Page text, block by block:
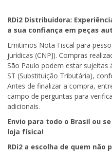
RDi2 Distribuidora:
a sua confiança em peças
Emitimos Nota Fiscal para
jurídicas (CNPJ). Compras
São Paulo podem estar sujeitas
ST (Substituição Tributária),
Antes de finalizar a compra,
campo de perguntas para
adicionais.
Envio para todo o Brasil ou
loja física!
RDi2 a escolha de quem não